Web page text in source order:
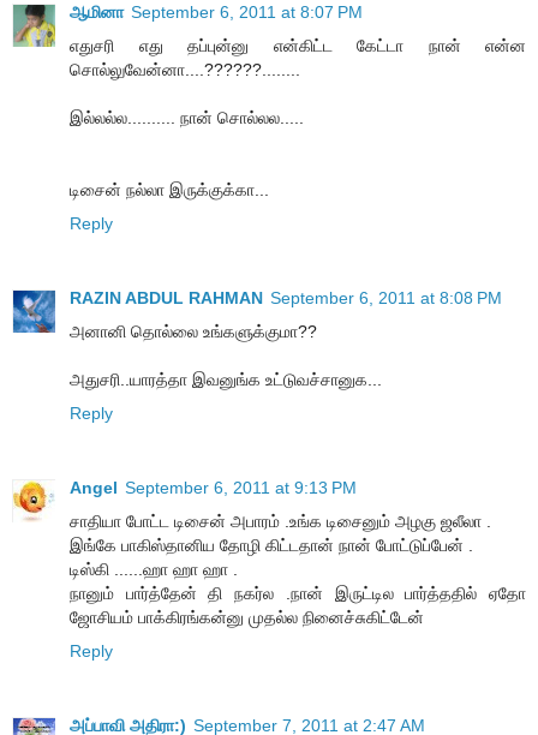
ஆமினா September 6, 2011 at 8:07 PM
எதுசரி எது தப்புன்னு என்கிட்ட கேட்டா நான் என்ன
சொல்லுவேன்னா....??????........
இல்லல்ல.......... நான் சொல்லல.....
டிசைன் நல்லா இருக்குக்கா...
Reply
RAZIN ABDUL RAHMAN September 6, 2011 at 8:08 PM
அனானி தொல்லை உங்களுக்குமா??
அதுசரி..யாரத்தா இவனுங்க உட்டுவச்சானுக...
Reply
Angel September 6, 2011 at 9:13 PM
சாதியா போட்ட டிசைன் அபாரம் .உங்க டிசைனும் அழகு ஜலீலா .
இங்கே பாகிஸ்தானிய தோழி கிட்டதான் நான் போட்டுப்பேன் .
டிஸ்கி ......ஹா ஹா ஹா .
நானும் பார்த்தேன் தி நகர்ல .நான் இருட்டில பார்த்ததில் ஏதோ
ஜோசியம் பாக்கிரங்கன்னு முதல்ல நினைச்சுகிட்டேன்
Reply
அப்பாவி அதிரா:) September 7, 2011 at 2:47 AM